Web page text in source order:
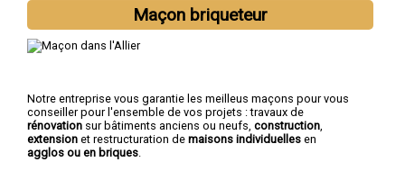
Maçon briqueteur
Notre entreprise vous garantie les meilleus maçons pour vous
conseiller pour l'ensemble de vos projets : travaux de
rénovation sur bâtiments anciens ou neufs, construction
extension et restructuration de maisons individuelles en
agglos ou en briques